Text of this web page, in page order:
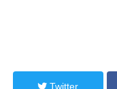
Twitter